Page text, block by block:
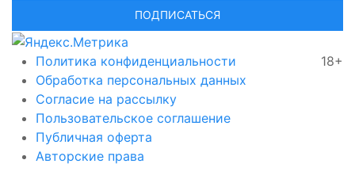
ПОДПИСАТЬСЯ
Политика конфиденциальности
Обработка персональных данных
Согласие на рассылку
Пользовательское соглашение
Публичная оферта
Авторские права
18+